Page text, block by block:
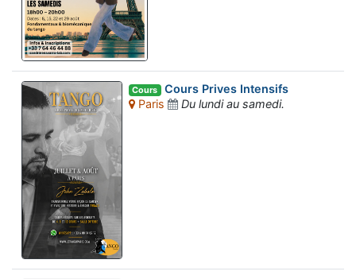
Cours Cours Prives Intensifs
Paris
Du lundi au samedi.